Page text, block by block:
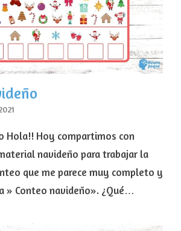
Hola!! Hoy compartimos con
navideño para trabajar la
que me parece muy completo y
» Conteo navideño». ¿Qué…